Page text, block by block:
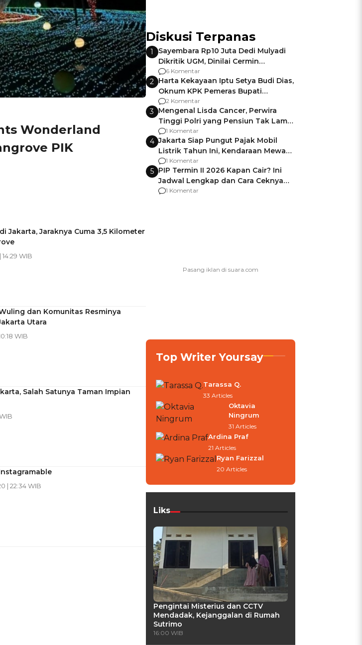
Wonderland
PIK
Jakarta, Jaraknya Cuma 3,5 Kilometer
WIB
dan Komunitas Resminya
Utara
WIB
Salah Satunya Taman Impian
| 22:34 WIB
Diskusi Terpanas
1
Sayembara Rp10 Juta Dedi Mulyadi
Dikritik UGM, Dinilai Cermin
Gagalnya Negara Jamin Keamanan
6 Komentar
2 Harta Kekayaan Iptu Setya Budi Dias,
Oknum KPK Pemeras Bupati
Pemalang
2 Komentar
3 Mengenal Lisda Cancer, Perwira
Tinggi Polri yang Pensiun Tak Lama
Usai Jadi Brigjen
1 Komentar
4 Jakarta Siap Pungut Pajak Mobil
Listrik Tahun Ini, Kendaraan Mewah
Kena hingga 75% PKB
1 Komentar
5 PIP Termin II 2026 Kapan Cair? Ini
Jadwal Lengkap dan Cara Ceknya
agar Dana Tidak Hangus!
1 Komentar
Top Writer Yoursay
Tarassa Q.
33 Articles
Oktavia
Ningrum
31 Articles
Ardina Praf
21 Articles
Ryan Farizzal
20 Articles
Liks
Pengintai Misterius dan CCTV
Mendadak, Kejanggalan di Rumah
Sutrimo
16:00 WIB